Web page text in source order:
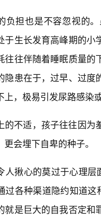
负担也是不容忽视的
于生长发育高峰期的
往往伴随着睡眠质量
隐患在于，过早、过
上，极易引发尿路感染
的不适，孩子往往因为
会埋下自卑的种子。
人揪心的莫过于心理层
过各种渠道隐约知道
就是巨大的自我否定